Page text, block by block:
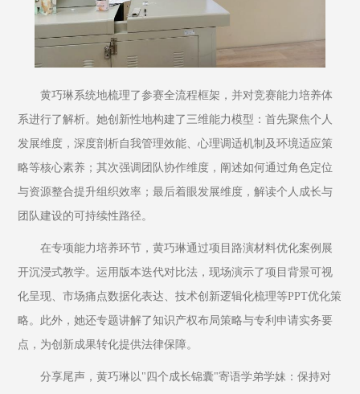
黄巧琳系统地梳理了参赛全流程框架，并对竞赛能力培养体
系进行了解析。她创新性地构建了三维能力模型：首先聚焦个人
发展维度，深度剖析自我管理效能、心理调适机制及环境适应策
略等核心素养；其次强调团队协作维度，阐述如何通过角色定位
与资源整合提升组织效率；最后着眼发展维度，解读个人成长与
团队建设的可持续性路径。
在专项能力培养环节，黄巧琳通过项目路演材料优化案例展
开沉浸式教学。运用版本迭代对比法，现场演示了项目背景可视
化呈现、市场痛点数据化表达、技术创新逻辑化梳理等PPT优化策
略。此外，她还专题讲解了知识产权布局策略与专利申请实务要
点，为创新成果转化提供法律保障。
分享尾声，黄巧琳以"四个成长锦囊"寄语学弟学妹：保持对